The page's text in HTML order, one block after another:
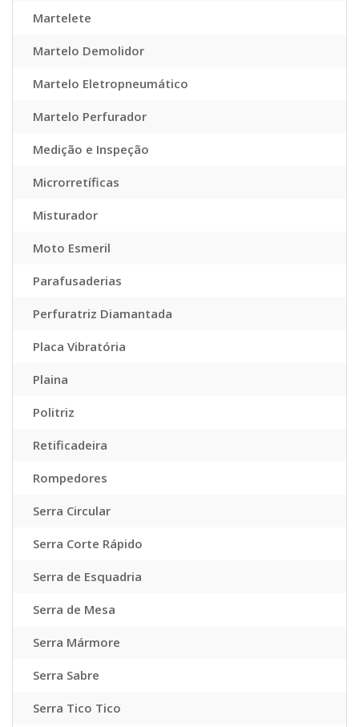
Martelete
Martelo Demolidor
Martelo Eletropneumático
Martelo Perfurador
Medição e Inspeção
Microrretíficas
Misturador
Moto Esmeril
Parafusaderias
Perfuratriz Diamantada
Placa Vibratória
Plaina
Politriz
Retificadeira
Rompedores
Serra Circular
Serra Corte Rápido
Serra de Esquadria
Serra de Mesa
Serra Mármore
Serra Sabre
Serra Tico Tico